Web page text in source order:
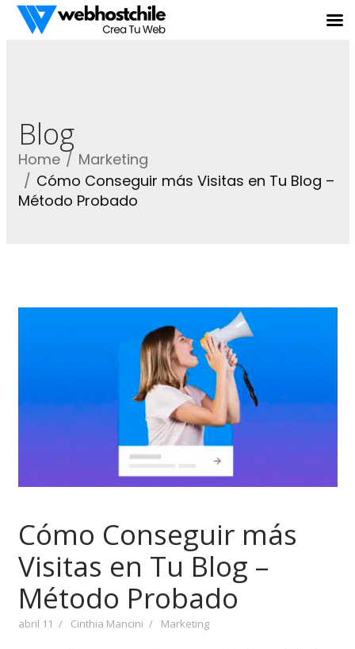
Blog
Home
Marketing
Cómo Conseguir más Visitas en Tu Blog –
Método Probado
Cómo Conseguir más
Visitas en Tu Blog –
Método Probado
abril 11 Cinthia Mancini Marketing